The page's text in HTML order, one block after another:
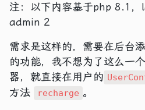
注：以下内容基于php 8.1
admin 2
需求是这样的，需要在后台
的功能，我不想为了这么一
器，就直接在用户的
方法
recharge 。